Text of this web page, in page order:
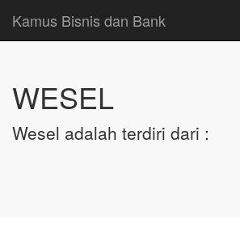
Kamus Bisnis dan Bank
WESEL
Wesel adalah terdiri dari :